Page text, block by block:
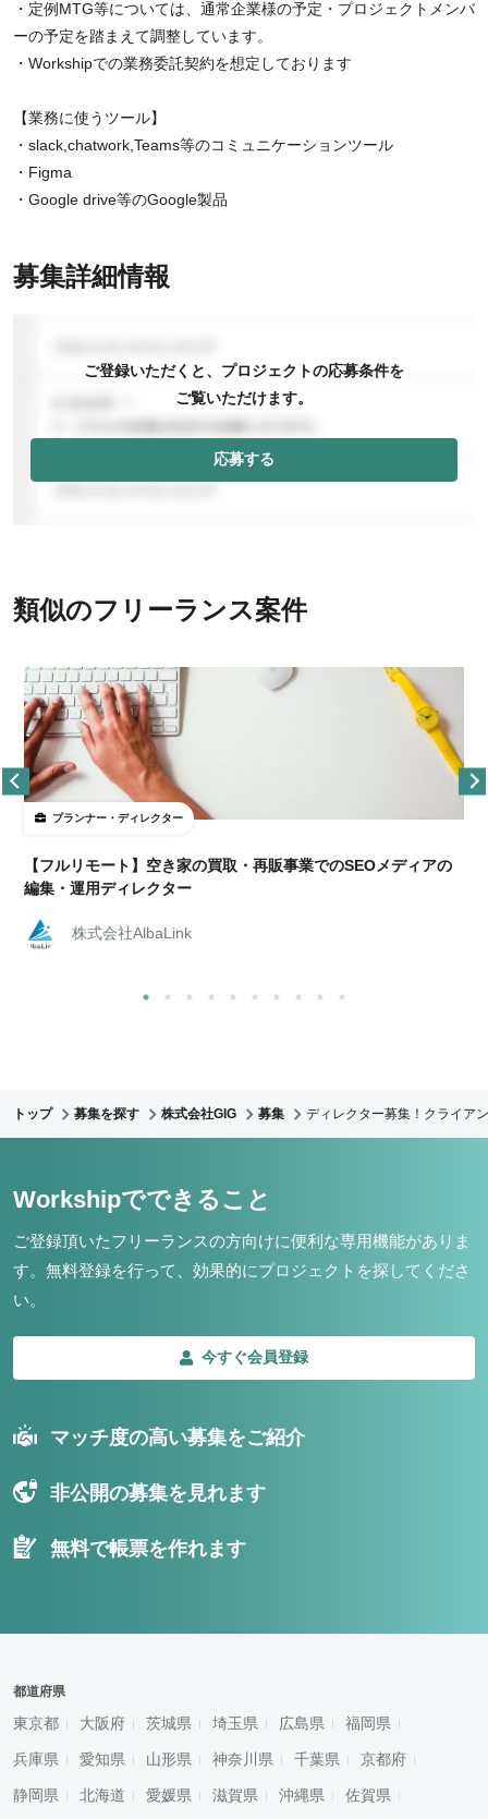
・定例MTG等については、通常企業様の予定・プロジェクトメンバ
ーの予定を踏まえて調整しています。
・Workshipでの業務委託契約を想定しております
【業務に使うツール】
・slack,chatwork,Teams等のコミュニケーションツール
・Figma
・Google drive等のGoogle製品
募集詳細情報
ご登録いただくと、プロジェクトの応募条件を
ご覧いただけます。
応募する
類似のフリーランス案件
プランナー・ディレクター
【フルリモート】空き家の買取・再販事業でのSEOメディアの
編集・運用ディレクター
株式会社AlbaLink
トップ 募集を探す 株式会社GIG 募集 ディレクター募集！クライア
Workshipでできること
ご登録頂いたフリーランスの方向けに便利な専用機能がありま
す。 無料登録を行って、効果的にプロジェクトを探してくださ
い。
今すぐ会員登録
マッチ度の高い募集をご紹介
非公開の募集を見れます
無料で帳票を作れます
都道府県
東京都 大阪府 茨城県 埼玉県 広島県 福岡県
兵庫県 愛知県 山形県 神奈川県 千葉県 京都府
静岡県 北海道 愛媛県 滋賀県 沖縄県 佐賀県